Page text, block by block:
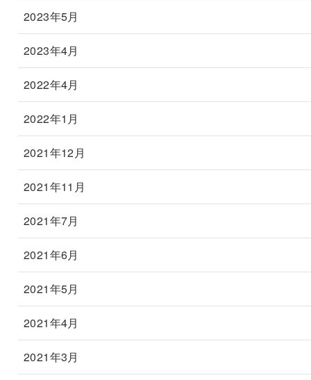
2023年5月
2023年4月
2022年4月
2022年1月
2021年12月
2021年11月
2021年7月
2021年6月
2021年5月
2021年4月
2021年3月